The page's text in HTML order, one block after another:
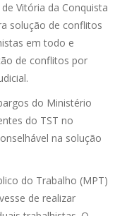
Vitória da Conquista
solução de conflitos
em todo e
de conflitos por
do Ministério
do TST no
na solução
do Trabalho (MPT)
de realizar